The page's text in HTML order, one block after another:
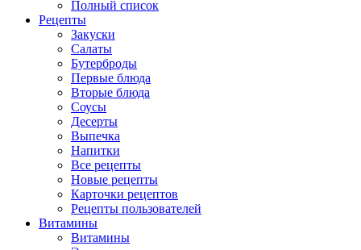
Полный список
Рецепты
Закуски
Салаты
Бутерброды
Первые блюда
Вторые блюда
Соусы
Десерты
Выпечка
Напитки
Все рецепты
Новые рецепты
Карточки рецептов
Рецепты пользователей
Витамины
Витамины